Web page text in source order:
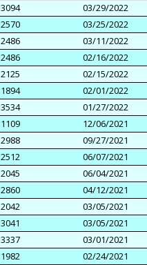
3094
03/29/2022
2570
03/25/2022
2486
03/11/2022
2486
02/16/2022
2125
02/15/2022
1894
02/01/2022
3534
01/27/2022
1109
12/06/2021
2988
09/27/2021
2512
06/07/2021
2045
06/04/2021
2860
04/12/2021
2042
03/05/2021
3041
03/05/2021
3337
03/01/2021
1982
02/24/2021